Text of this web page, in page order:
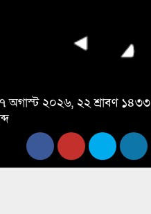
অগাস্ট ২০২৬, ২২ শ্রাবণ ১৪৩৩